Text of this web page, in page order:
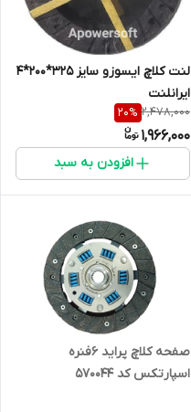
لنت کلاچ ایسوزو سایز 325*200*4
ایرانلنت
2,478,000
20%
1,966,000
افزودن به سبد
صفحه کلاچ پراید 6فنره
اسپارتکس کد 570044